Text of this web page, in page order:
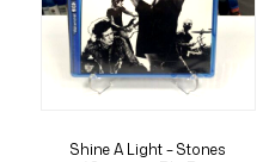
Shine A Light – Stones